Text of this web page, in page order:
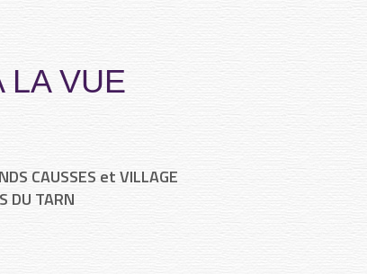
LA VUE
CAUSSES et VILLAGE
DU TARN